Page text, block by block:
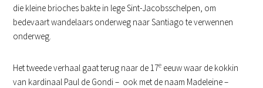
die kleine brioches bakte in lege Sint-Jacobsschelpen, om
bedevaart wandelaars onderweg naar Santiago te verwennen
onderweg.
Het tweede verhaal gaat terug naar de 17e eeuw waar de kokkin
van kardinaal Paul de Gondi – ook met de naam Madeleine –